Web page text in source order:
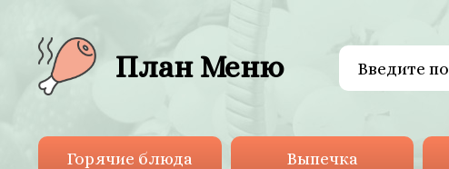
План Меню
Горячие блюда Выпечка